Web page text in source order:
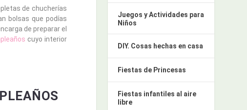
de chucherías
bolsas que podías
de preparar el
cuyo interior
Juegos y Actividades para
Niños
DIY. Cosas hechas en casa
Fiestas de Princesas
Fiestas infantiles al aire
libre